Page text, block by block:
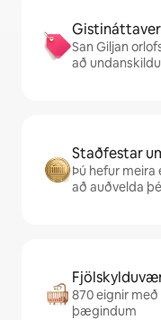
San Giljan
að
Staðfestar
Þú hefur
að auðvelda
870 eignir
þægindum